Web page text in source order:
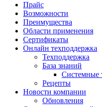
Прайс
Возможности
Преимущества
Области применения
Сертификаты
Онлайн техподдержка
Техподдержка
База знаний
Системные
Рецепты
Новости компании
Обновления